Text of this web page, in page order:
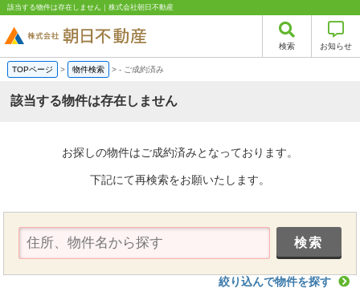
該当する物件は存在しません｜株式会社朝日不動産
検索 お知らせ
TOPページ > 物件検索 >- ご成約済み
該当する物件は存在しません
お探しの物件はご成約済みとなっております。
下記にて再検索をお願いたします。
絞り込んで物件を探す